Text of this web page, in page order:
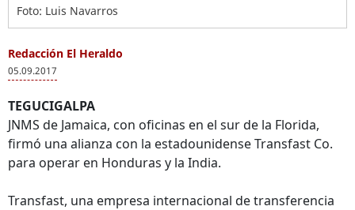
Foto: Luis Navarros
Redacción El Heraldo
05.09.2017
TEGUCIGALPA
JNMS de Jamaica, con oficinas en el sur de la Florida,
firmó una alianza con la estadounidense Transfast Co.
para operar en Honduras y la India.
Transfast, una empresa internacional de transferencia